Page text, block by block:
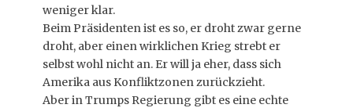
weniger klar.
Beim Präsidenten ist es so, er droht zwar gerne
droht, aber einen wirklichen Krieg strebt er
selbst wohl nicht an. Er will ja eher, dass sich
Amerika aus Konfliktzonen zurückzieht.
Aber in Trumps Regierung gibt es eine echte